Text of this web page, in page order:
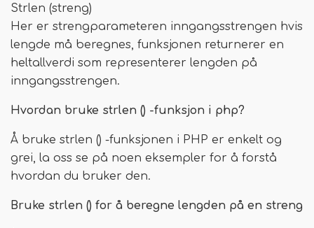
Strlen (streng)
Her er strengparameteren inngangsstrengen hvis
lengde må beregnes, funksjonen returnerer en
heltallverdi som representerer lengden på
inngangsstrengen.
Hvordan bruke strlen () -funksjon i php?
Å bruke strlen () -funksjonen i PHP er enkelt og
grei, la oss se på noen eksempler for å forstå
hvordan du bruker den.
Bruke strlen () for å beregne lengden på en streng